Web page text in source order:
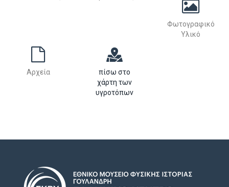
Φωτογραφικό
Υλικό
Αρχεία
πίσω στο
χάρτη των
υγροτόπων